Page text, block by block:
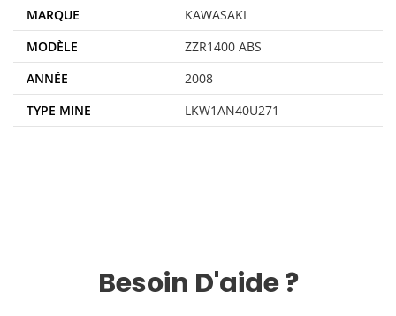
MARQUE
KAWASAKI
MODÈLE
ZZR1400 ABS
ANNÉE
2008
TYPE MINE
LKW1AN40U271
Besoin D'aide ?